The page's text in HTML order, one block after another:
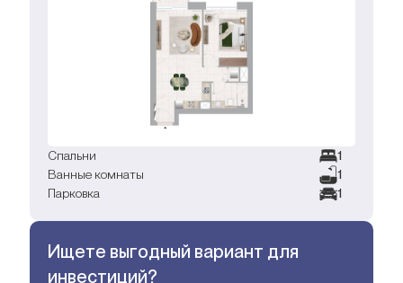
Спальни
1
Ванные комнаты
1
Парковка
1
Ищете выгодный вариант для
инвестиций?